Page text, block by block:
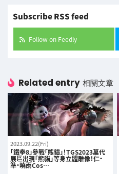
Subscribe RSS feed
Follow on Feedly
Related entry 相關文章
2023.09.22(Fri)
「鐵拳8」參戰「熊貓」！TGS2023萬代
展區出現「熊貓」等身立體雕像！仁・
準・曉雨Cos…